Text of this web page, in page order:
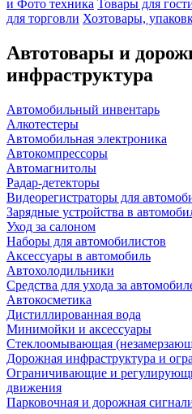
и Фото техника Товары для
для торговли Хозтовары,
Автотовары и
инфраструктура
Автомобильный инвентарь
Алкотестеры
Автомобильная электроника
Автокомпрессоры
Автомагнитолы
Радар-детекторы
Видеорегистраторы для
Зарядные устройства в
Уход за салоном
Наборы для автомобилистов
Аксессуары в автомобиль
Автохолодильники
Средства для ухода за
Автокосметика
Дистиллированная вода
Минимойки и аксессуары
Стеклоомывающая
Дорожная инфраструктура и
Ограничивающие и
движения
Парковочная и дорожная